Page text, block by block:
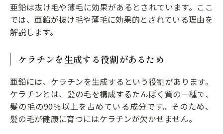
亜鉛は抜け毛や薄毛に効果があるとされています。ここ
では、亜鉛が抜け毛や薄毛に効果的とされている理由を
解説します。
ケラチンを生成する役割があるため
亜鉛には、ケラチンを生成するという役割があります。
ケラチンとは、髪の毛を構成するたんぱく質の一種で、
髪の毛の90％以上を占めている成分です。そのため、
髪の毛が健康に育つにはケラチンが欠かせません。